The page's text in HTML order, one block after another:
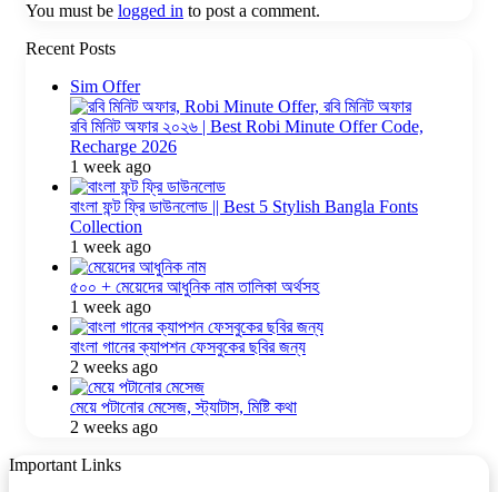
You must be logged in to post a comment.
Recent Posts
Sim Offer
রবি মিনিট অফার ২০২৬ | Best Robi Minute Offer Code,
Recharge 2026
1 week ago
বাংলা ফন্ট ফ্রি ডাউনলোড || Best 5 Stylish Bangla Fonts
Collection
1 week ago
৫০০ + মেয়েদের আধুনিক নাম তালিকা অর্থসহ
1 week ago
বাংলা গানের ক্যাপশন ফেসবুকের ছবির জন্য
2 weeks ago
মেয়ে পটানোর মেসেজ, স্ট্যাটাস, মিষ্টি কথা
2 weeks ago
Important Links